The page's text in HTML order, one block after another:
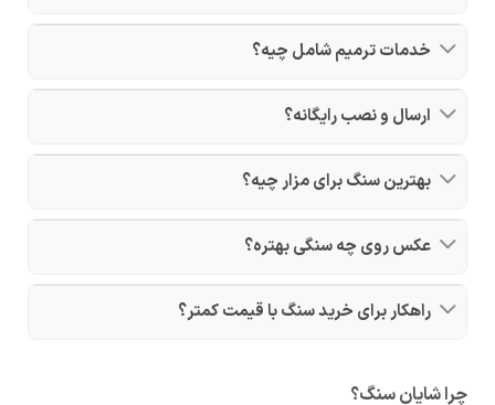
خدمات ترمیم شامل چیه؟
ارسال و نصب رایگانه؟
بهترین سنگ برای مزار چیه؟
عکس روی چه سنگی بهتره؟
راهکار برای خرید سنگ با قیمت کمتر؟
چرا شایان سنگ؟